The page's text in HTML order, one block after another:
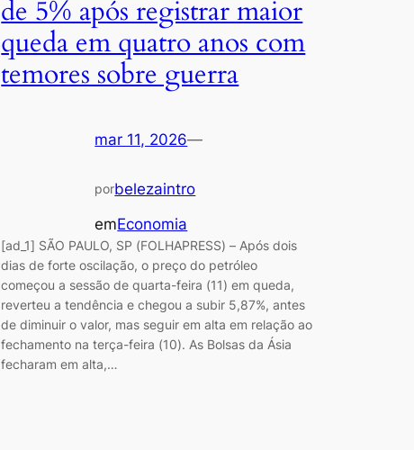
de 5% após registrar maior
queda em quatro anos com
temores sobre guerra
mar 11, 2026—
porbelezaintro
emEconomia
[ad_1] SÃO PAULO, SP (FOLHAPRESS) – Após dois
dias de forte oscilação, o preço do petróleo
começou a sessão de quarta-feira (11) em queda,
reverteu a tendência e chegou a subir 5,87%, antes
de diminuir o valor, mas seguir em alta em relação ao
fechamento na terça-feira (10). As Bolsas da Ásia
fecharam em alta,…